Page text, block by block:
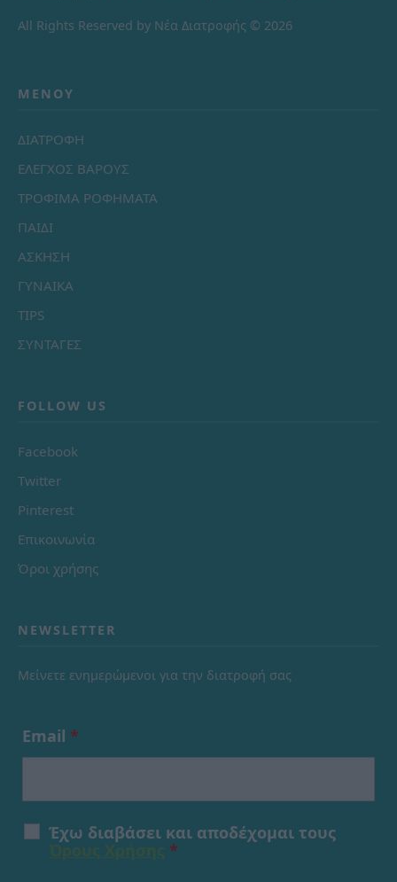
All Rights Reserved by Νέα Διατροφής © 2026
ΜΕΝΟΎ
ΔΙΑΤΡΟΦΗ
ΕΛΕΓΧΟΣ ΒΑΡΟΥΣ
ΤΡΟΦΙΜΑ ΡΟΦΗΜΑΤΑ
ΠΑΙΔΙ
ΑΣΚΗΣΗ
ΓΥΝΑΙΚΑ
TIPS
ΣΥΝΤΑΓΕΣ
FOLLOW US
Facebook
Twitter
Pinterest
Επικοινωνία
Όροι χρήσης
NEWSLETTER
Μείνετε ενημερώμενοι για την διατροφή σας
Email *
Έχω διαβάσει και αποδέχομαι τους
*